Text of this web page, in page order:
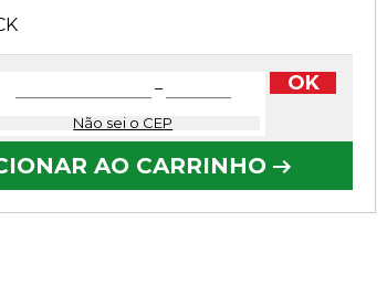
−
Não sei o CEP
OK
AO CARRINHO